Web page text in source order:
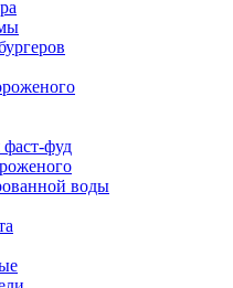
фаст-фуд
воды